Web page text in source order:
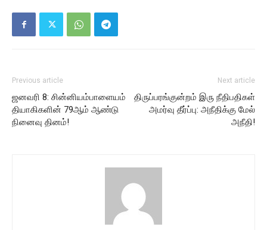
Previous article
ஜனவரி 8: சின்னியம்பாளையம்
தியாகிகளின் 79ஆம் ஆண்டு
நினைவு தினம்!
Next article
திருப்பரங்குன்றம் இரு நீதிபதிகள்
அமர்வு தீர்ப்பு: அநீதிக்கு மேல்
அநீதி!